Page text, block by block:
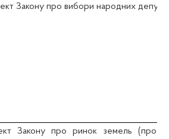
Закону про вибори народних
Закону про ринок земель